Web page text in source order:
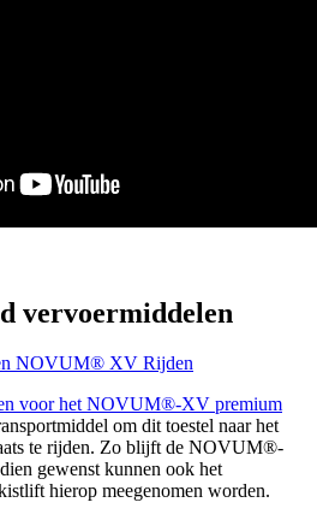
vervoermiddelen
voor hetNOVUM®-XV premium
om dit toestel naar het
te rijden. Zo blijft de NOVUM®-
gewenst kunnen ook het
hierop meegenomen worden.